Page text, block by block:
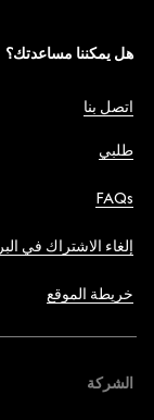
هل يمكننا مساعدتك؟
اتصل بنا
طلبي
FAQs
إلغاء الاشتراك في
خريطة الموقع
الشركة